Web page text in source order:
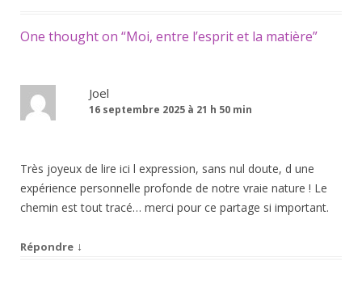
One thought on “Moi, entre l’esprit et la matière”
Joel
16 septembre 2025 à 21 h 50 min
Très joyeux de lire ici l expression, sans nul doute, d une
expérience personnelle profonde de notre vraie nature ! Le
chemin est tout tracé… merci pour ce partage si important.
Répondre ↓